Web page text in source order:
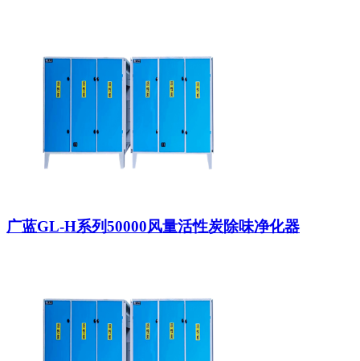
广蓝GL-H系列50000风量活性炭除味净化器